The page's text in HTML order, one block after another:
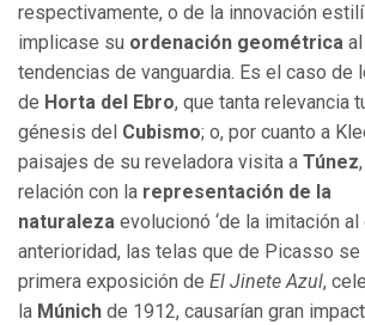
respectivamente, o de la innovación
implicase su ordenación geométrica
tendencias de vanguardia. Es el caso de
de Horta del Ebro, que tanta relevancia
génesis del Cubismo; o, por cuanto a
paisajes de su reveladora visita a Túnez
relación con la representación de la
naturaleza evolucionó ‘de la imitación al
anterioridad, las telas que de Picasso se
primera exposición de El Jinete Azul,
la Múnich de 1912, causarían gran